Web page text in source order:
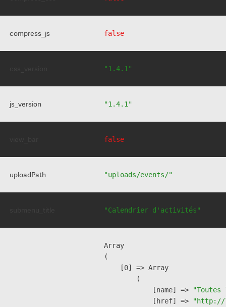
compress_js false
"1.4.1"
js_version "1.4.1"
false
uploadPath "uploads/events/"
"Calendrier d'activités"
Array
(
    [0] => Array
        (
            [name] =>
            [href] =>
"http://